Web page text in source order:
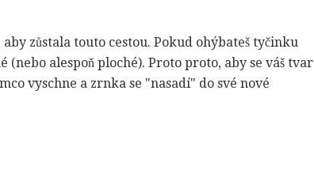
zůstala touto cestou. Pokud ohýbateš tyčinku
alespoň ploché). Proto proto, aby se váš tvar
vyschne a zrnka se "nasadí" do své nové